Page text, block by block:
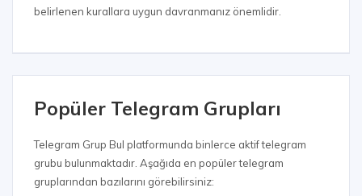
belirlenen kurallara uygun davranmanız önemlidir.
Popüler Telegram Grupları
Telegram Grup Bul platformunda binlerce aktif telegram
grubu bulunmaktadır. Aşağıda en popüler telegram
gruplarından bazılarını görebilirsiniz: